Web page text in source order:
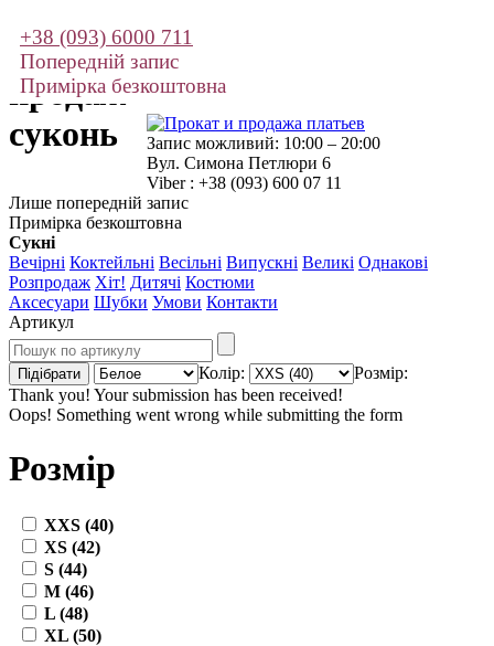
Прокат і
продаж
суконь
+38 (093) 6000 711
Попередній запис
Примірка безкоштовна
Запис можливий: 10:00 – 20:00
Вул. Симона Петлюри 6
Viber : +38 (093) 600 07 11
Лише попередній запис
Примірка безкоштовна
Сукні
Вечірні Коктейльні Весільні Випускні Великі Однакові
Розпродаж Хіт! Дитячі Костюми
Аксесуари Шубки Умови Контакти
Артикул
Колір:
Розмір:
Thank you! Your submission has been received!
Oops! Something went wrong while submitting the form
Розмір
XXS (40)
XS (42)
S (44)
M (46)
L (48)
XL (50)